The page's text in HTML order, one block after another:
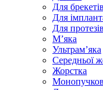
Для брекетів
Для
Для протезів
Мʼяка
Ультрамʼяка
Середньої
Жорстка